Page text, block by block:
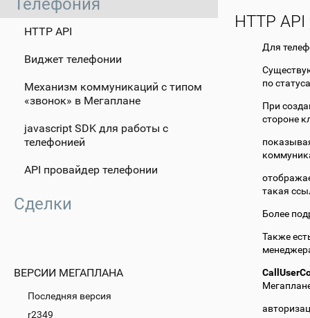
Телефония
HTTP API
Виджет телефонии
Механизм коммуникаций с типом
«звонок» в Мегаплане
javascript SDK для работы с
телефонией
API провайдер телефонии
Сделки
ВЕРСИИ МЕГАПЛАНА
Последняя версия
r2349
HTTP API
Для
по
При
стороне
такая
Более
Также